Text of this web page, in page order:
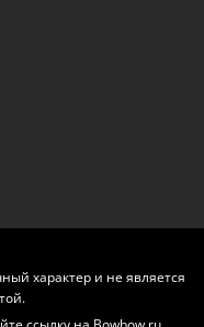
характер и не является